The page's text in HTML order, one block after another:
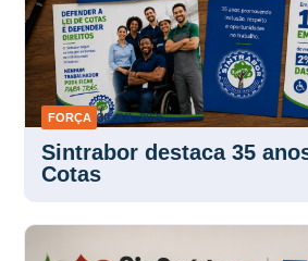
FORÇA 30 JUL 2026
Sintrabor destaca 35
Cotas